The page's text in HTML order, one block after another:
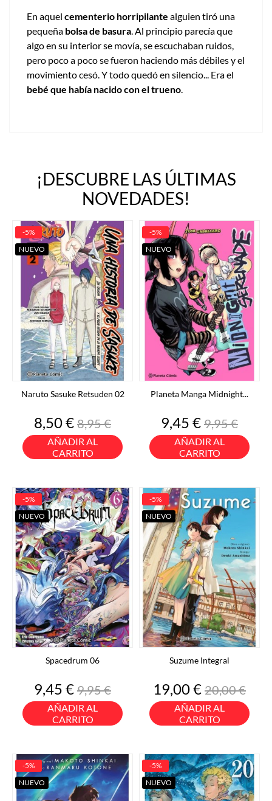
En aquel cementerio horripilante alguien tiró una
pequeña bolsa de basura. Al principio parecía que
algo en su interior se movía, se escuchaban ruidos,
pero poco a poco se fueron haciendo más débiles y el
movimiento cesó. Y todo quedó en silencio... Era el
bebé que había nacido con el trueno.
¡DESCUBRE LAS ÚLTIMAS
NOVEDADES!
Naruto Sasuke Retsuden 02
Precio
8,50 €Precio
base
8,95 €
AÑADIR AL
CARRITO
-5%
NUEVO
Planeta Manga Midnight...
Precio
9,45 €Precio
base
9,95 €
AÑADIR AL
CARRITO
-5%
NUEVO
Spacedrum 06
Precio
9,45 €Precio
base
9,95 €
AÑADIR AL
CARRITO
-5%
NUEVO
Suzume Integral
Precio
19,00 €Precio
base
20,00 €
AÑADIR AL
CARRITO
-5%
NUEVO
-5%
NUEVO
-5%
NUEVO